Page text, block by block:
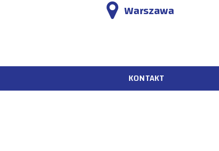
Warszawa
KONTAKT